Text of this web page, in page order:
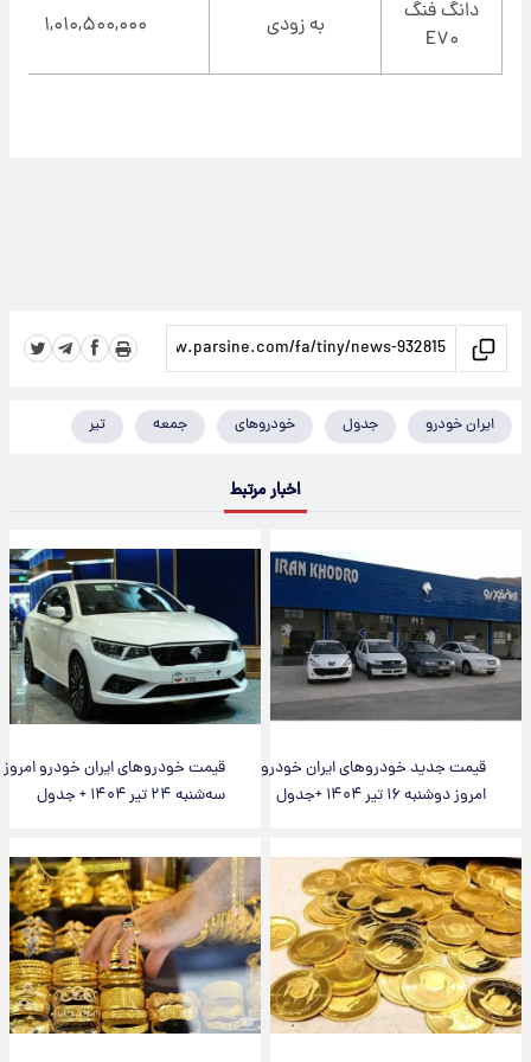
دانگ فنگ
E۷۰
به زودی ۱,۰۱۰,۵۰۰,۰۰۰
ایران خودرو جدول خودروهای جمعه تیر
اخبار مرتبط
قیمت جدید خودروهای ایران خودرو
امروز دوشنبه ۱۶ تیر ۱۴۰۴ +جدول
قیمت خودرو‌های ایران خودرو امروز
سه‌شنبه ۲۴ تیر ۱۴۰۴ + جدول